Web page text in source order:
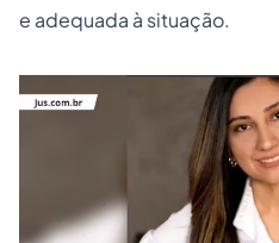
e adequada à situação.